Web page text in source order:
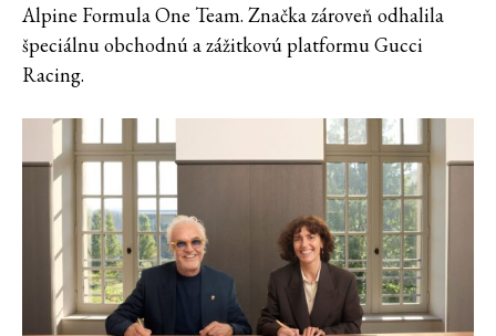
Alpine Formula One Team. Značka zároveň odhalila
špeciálnu obchodnú a zážitkovú platformu Gucci
Racing.